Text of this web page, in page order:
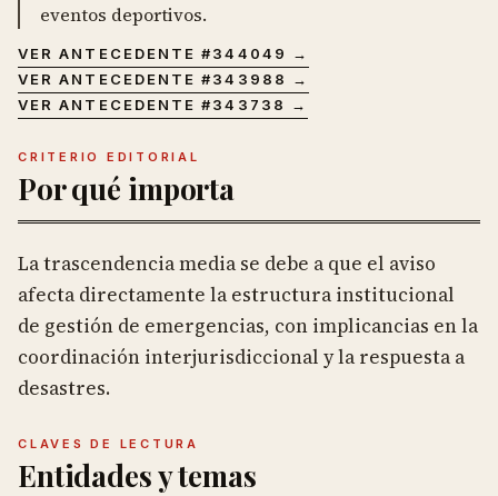
eventos deportivos.
VER ANTECEDENTE #344049
→
VER ANTECEDENTE #343988
→
VER ANTECEDENTE #343738 →
CRITERIO EDITORIAL
Por qué importa
La trascendencia media se debe a que el aviso
afecta directamente la estructura institucional
de gestión de emergencias, con implicancias en la
coordinación interjurisdiccional y la respuesta a
desastres.
CLAVES DE LECTURA
Entidades y temas